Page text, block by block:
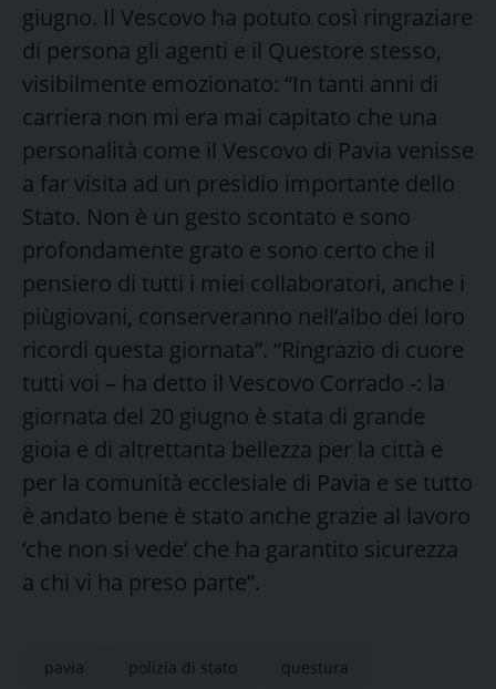
giugno. Il Vescovo ha potuto così ringraziare
di persona gli agenti e il Questore stesso,
visibilmente emozionato: “In tanti anni di
carriera non mi era mai capitato che una
personalità come il Vescovo di Pavia venisse
a far visita ad un presidio importante dello
Stato. Non è un gesto scontato e sono
profondamente grato e sono certo che il
pensiero di tutti i miei collaboratori, anche i
piùgiovani, conserveranno nell’albo dei loro
ricordi questa giornata”. “Ringrazio di cuore
tutti voi – ha detto il Vescovo Corrado -: la
giornata del 20 giugno è stata di grande
gioia e di altrettanta bellezza per la città e
per la comunità ecclesiale di Pavia e se tutto
è andato bene è stato anche grazie al lavoro
‘che non si vede’ che ha garantito sicurezza
a chi vi ha preso parte”.
pavia polizia di stato questura